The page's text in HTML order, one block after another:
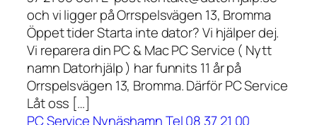
och vi ligger på Orrspelsvägen 13, Bromma
Öppet tider Starta inte dator? Vi hjälper dej.
Vi reparera din PC & Mac PC Service ( Nytt
namn Datorhjälp ) har funnits 11 år på
Orrspelsvägen 13, Bromma. Därför PC Service
Låt oss […]
PC Service Nynäshamn Tel 08 37 21 00